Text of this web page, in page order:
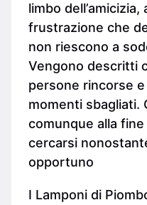
limbo
frustrazione che
non riescono a
Vengono descritti
persone rincorse
momenti sbagliati.
comunque alla
cercarsi
opportuno
I Lamponi di